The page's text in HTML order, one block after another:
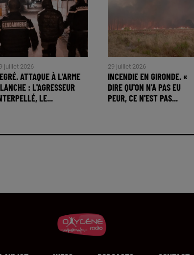
juillet 2026
ATTAQUE À L'ARME
: L'AGRESSEUR
LE...
29 juillet 2026
INCENDIE EN GIRONDE. «
DIRE QU'ON N'A PAS EU
PEUR, CE N'EST PAS...